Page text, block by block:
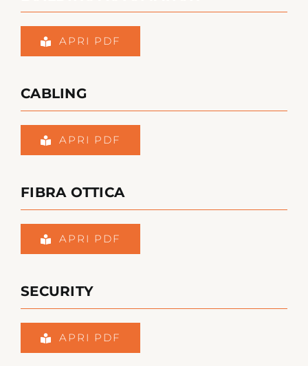
APRI PDF
CABLING
APRI PDF
FIBRA OTTICA
APRI PDF
SECURITY
APRI PDF